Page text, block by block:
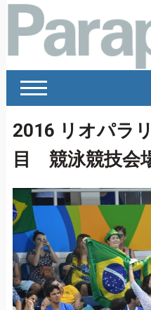
2016 リオパラ
目 競泳競技会